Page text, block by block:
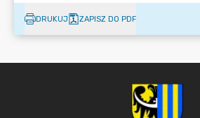
DRUKUJ ZAPISZ DO PDF